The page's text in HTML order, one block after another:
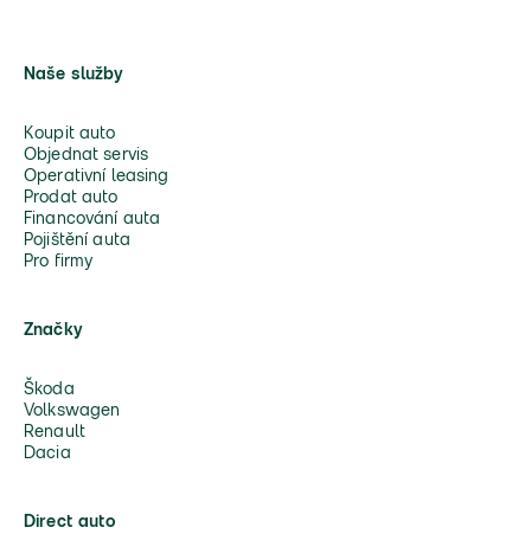
Naše služby
Koupit auto
Objednat servis
Operativní leasing
Prodat auto
Financování auta
Pojištění auta
Pro firmy
Značky
Škoda
Volkswagen
Renault
Dacia
Direct auto